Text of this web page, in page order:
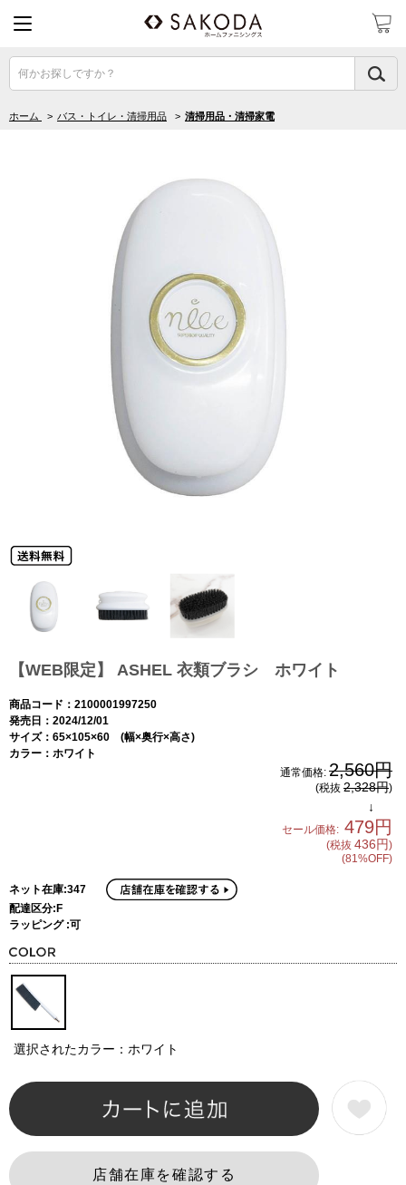
何かお探しですか？
ホーム > バス・トイレ・清掃用品 > 清掃用品・清掃家電
【WEB限定】 ASHEL 衣類ブラシ ホワイト
商品コード：2100001997250
発売日：2024/12/01
サイズ：65×105×60 (幅×奥行×高さ)
カラー：ホワイト
通常価格: 2,560円
(税抜 2,328円)
↓
セール価格: 479円
(税抜 436円)
(81%OFF)
ネット在庫:347
配達区分:F
ラッピング :可
選択されたカラー：ホワイト